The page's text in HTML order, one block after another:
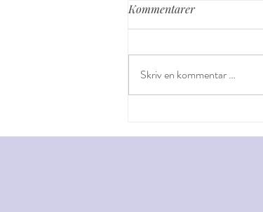
Isbjørnen
Kommentarer
Skriv en kommentar …